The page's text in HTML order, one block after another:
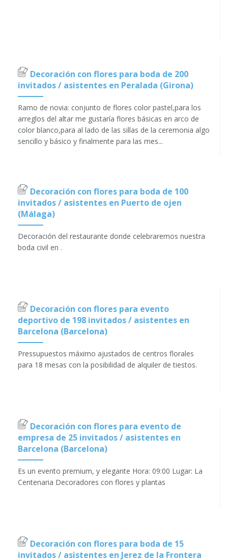
Decoración con flores para boda de 200
invitados / asistentes en Peralada (Girona)
Ramo de novia: conjunto de flores color pastel,para los
arreglos del altar me gustaría flores básicas en arco de
color blanco,para al lado de las sillas de la ceremonia algo
sencillo y básico y finalmente para las mes...
Decoración con flores para boda de 100
invitados / asistentes en Puerto de ojen
(Málaga)
Decoración del restaurante donde celebraremos nuestra
boda civil en .
Decoración con flores para evento
deportivo de 198 invitados / asistentes en
Barcelona (Barcelona)
Pressupuestos máximo ajustados de centros florales
para 18 mesas con la posibilidad de alquiler de tiestos.
Decoración con flores para evento de
empresa de 25 invitados / asistentes en
Barcelona (Barcelona)
Es un evento premium, y elegante Hora: 09:00 Lugar: La
Centenaria Decoradores con flores y plantas
Decoración con flores para boda de 15
invitados / asistentes en Jerez de la Frontera